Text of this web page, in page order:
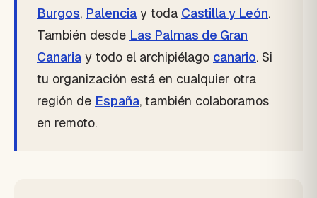
Burgos, Palencia y toda Castilla y León.
También desde Las Palmas de Gran
Canaria y todo el archipiélago canario. Si
tu organización está en cualquier otra
región de España, también colaboramos
en remoto.